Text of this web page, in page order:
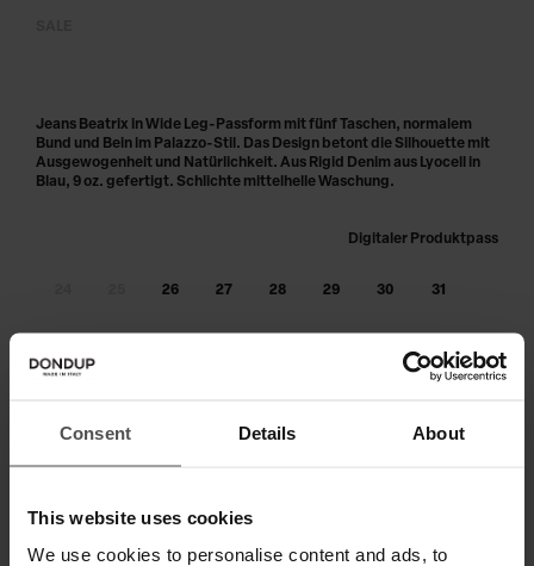
Consent Details About
This website uses cookies
We use cookies to personalise content and ads, to
Digitaler Produktpass
26 27 28 29 30 31
IN DEN WARENKORB LEGEN
Zahlen Sie in 3 oder 4 Raten ohne Zinsen
Jeans Beatrix in Wide Leg-Passform mit fünf Taschen, normalem
Bund und Bein im Palazzo-Stil. Das Design betont die Silhouette mit
Ausgewogenheit und Natürlichkeit. Aus Rigid Denim aus Lyocell in
Blau, 9 oz. gefertigt. Schlichte mittelhelle Waschung.